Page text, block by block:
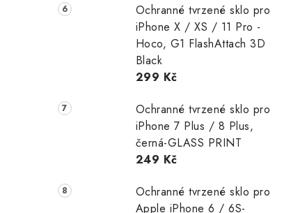
Ochranné tvrzené sklo pro
iPhone X / XS / 11 Pro -
Hoco, G1 FlashAttach 3D
Black
299 Kč
Ochranné tvrzené sklo pro
iPhone 7 Plus / 8 Plus,
černá-GLASS PRINT
249 Kč
Ochranné tvrzené sklo pro
Apple iPhone 6 / 6S-